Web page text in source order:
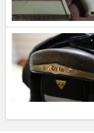
+